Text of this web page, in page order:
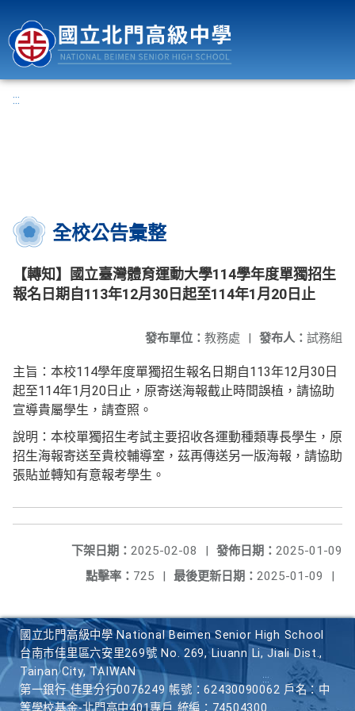
:::
全校公告彙整
【轉知】國立臺灣體育運動大學114學年度單獨招生
報名日期自113年12月30日起至114年1月20日止
發布人： 試務組
發布單位： 教務處 |
主旨：本校114學年度單獨招生報名日期自113年12月30日
起至114年1月20日止，原寄送海報截止時間誤植，請協助
宣導貴屬學生，請查照。
說明：本校單獨招生考試主要招收各運動種類專長學生，原
招生海報寄送至貴校輔導室，茲再傳送另一版海報，請協助
張貼並轉知有意報考學生。
發佈日期： 2025-01-09
下架日期： 2025-02-08
|
最後更新日期： 2025-01-09 |
點擊率： 725 |
國立北門高級中學 National Beimen Senior High School
台南市佳里區六安里269號 No. 269, Liuann Li, Jiali Dist.,
Tainan City, TAIWAN
第一銀行 佳里分行0076249 帳號：62430090062 戶名：中
等學校基金-北門高中401專戶 統編：74504300